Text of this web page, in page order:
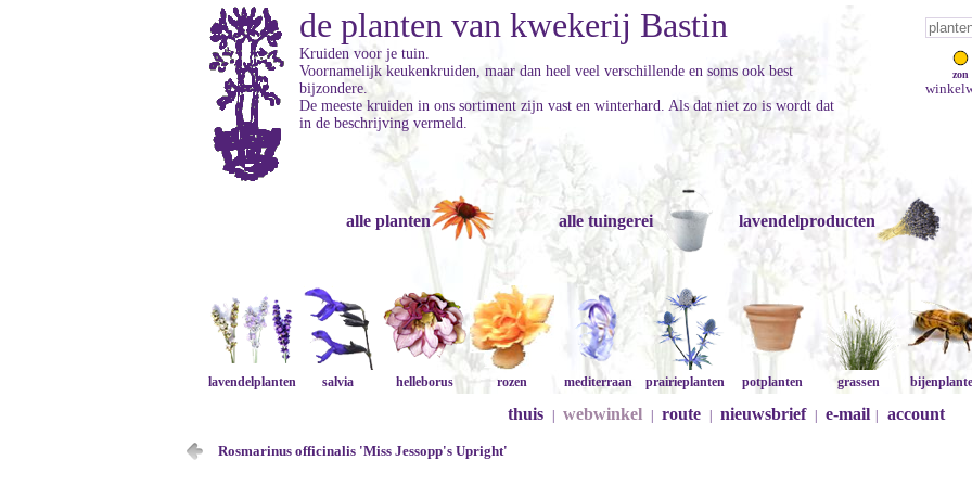
zon
de planten van kwekerij Bastin
Kruiden voor je tuin.
Voornamelijk keukenkruiden, maar dan heel veel verschillende en soms ook best
bijzondere.
De meeste kruiden in ons sortiment zijn vast en winterhard. Als dat niet zo is wordt dat
in de beschrijving vermeld.
alle planten alle tuingerei lavendelproducten
lavendelplanten salvia helleborus rozen mediterraan prairieplanten potplanten grassen
thuis webwinkel route nieuwsbrief e-mail account
Rosmarinus officinalis 'Miss Jessopp's Upright'